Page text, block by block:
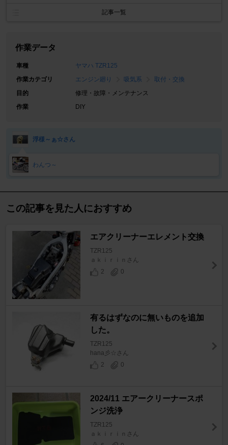
記事一覧
作業データ
車種
ヤマハ TZR125
作業カテゴリ
エンジン廻り 吸気系
取付・交換
目的
修理・故障・メンテナンス
作業
DIY
浮様～ぁ☆さん
わんつ～
この記事を見た人におすすめ
エアクリーナーエレメント交換
TZR125
ａｋｉｒｉｎさん
2
0
有るはずなのに無いものを追加
した。
TZR125
hana彡☆さん
2
0
2024/11 エアークリーナースポ
ンジ洗浄
TZR125
ａｋｉｒｉｎさん